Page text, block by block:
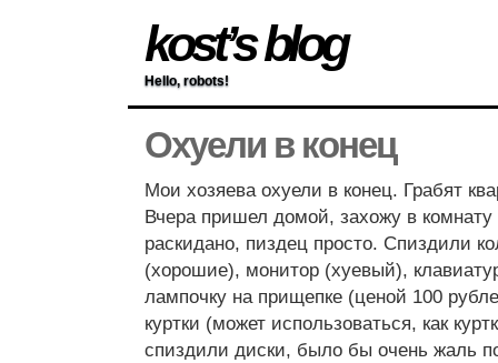
kost’s blog
Hello, robots!
Охуели в конец
Мои хозяева охуели в конец. Грабят
Вчера пришел домой, захожу в
раскидано, пиздец просто. Спиздили
(хорошие), монитор (хуевый),
лампочку на прищепке (ценой 100
куртки (может использоваться, как
спиздили диски, было бы очень жаль